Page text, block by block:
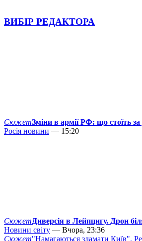
ВИБІР РЕДАКТОРА
СюжетЗміни в армії РФ: що стоїть
Росія новини — 15:20
СюжетДиверсія в Лейпцигу. Дрон
Новини світу — Вчора, 23:36
Сюжет"Намагаються зламати Київ".